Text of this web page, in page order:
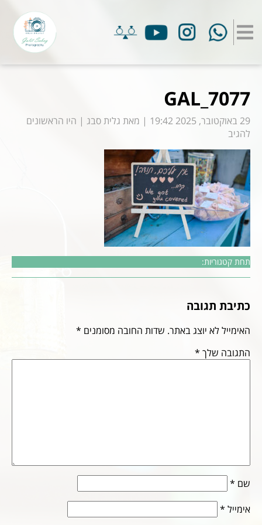
GAL_7077
29 באוקטובר, 2025 19:42 | מאת גלית סבג | היו הראשונים
להגיב
תחת קטגוריות:
כתיבת תגובה
האימייל לא יוצג באתר. שדות החובה מסומנים *
התגובה שלך *
שם *
אימייל *